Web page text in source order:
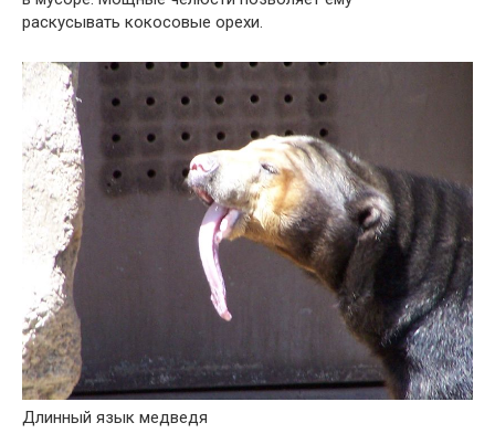
раскусывать кокосовые орехи.
Длинный язык медведя